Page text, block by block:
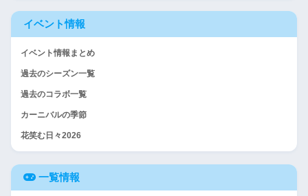
イベント情報
イベント情報まとめ
過去のシーズン一覧
過去のコラボ一覧
カーニバルの季節
花笑む日々2026
一覧情報